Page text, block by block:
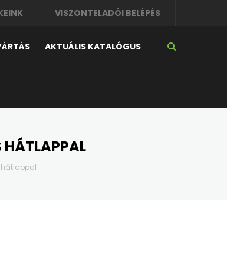
VISZONTELADÓI BELÉPÉS
AKTUÁLIS KATALÓGUS
hátlappal